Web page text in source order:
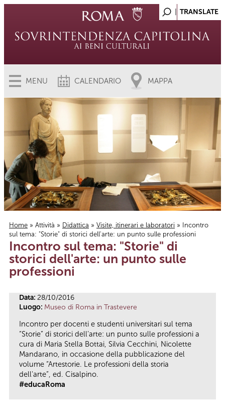
MENU CALENDARIO MAPPA
Tu sei qui
Home » Attività » Didattica » Visite, itinerari e laboratori » Incontro
sul tema: "Storie" di storici dell'arte: un punto sulle professioni
Incontro sul tema: "Storie" di
storici dell'arte: un punto sulle
professioni
Data: 28/10/2016
Luogo: Museo di Roma in Trastevere
Incontro per docenti e studenti universitari sul tema
“Storie” di storici dell’arte: un punto sulle professioni a
cura di Maria Stella Bottai, Silvia Cecchini, Nicolette
Mandarano, in occasione della pubblicazione del
volume “Artestorie. Le professioni della storia
dell'arte”, ed. Cisalpino.
#educaRoma